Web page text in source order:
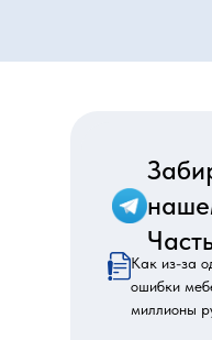
ВНИМАНИЕ.
в рекламе
Это должен
Как из-за
ошибки
миллионы